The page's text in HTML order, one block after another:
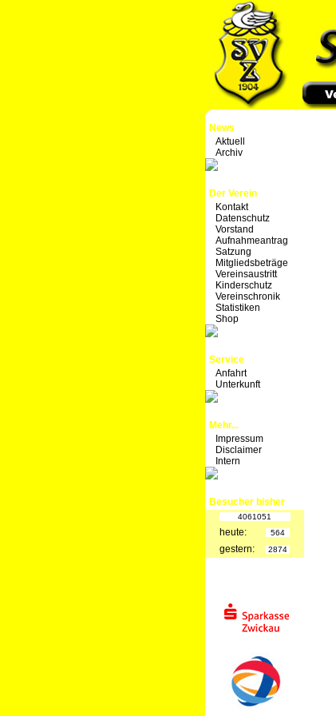
News
Aktuell
Archiv
Der Verein
Kontakt
Datenschutz
Vorstand
Aufnahmeantrag
Satzung
Mitgliedsbeträge
Vereinsaustritt
Kinderschutz
Vereinschronik
Statistiken
Shop
Service
Anfahrt
Unterkunft
Mehr...
Impressum
Disclaimer
Intern
Besucher bisher
4061051
heute: 564
gestern: 2874